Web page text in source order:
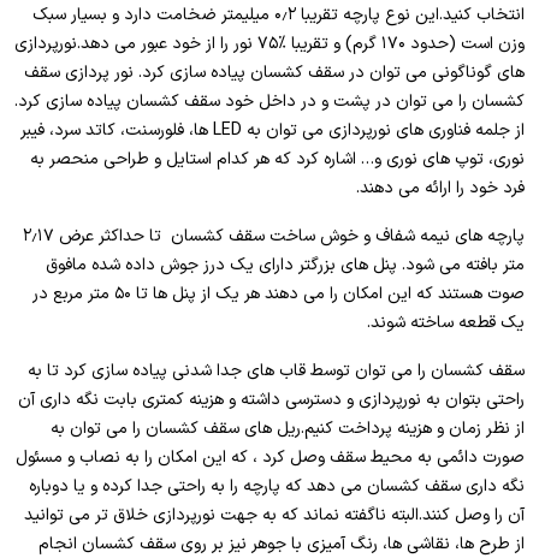
انتخاب کنید.این نوع پارچه تقریبا ۰٫۲ میلیمتر ضخامت دارد و بسیار سبک
وزن است (حدود ۱۷۰ گرم) و تقریبا %۷۵ نور را از خود عبور می دهد.نورپردازی
های گوناگونی می توان در سقف کشسان پیاده سازی کرد. نور پردازی سقف
کشسان را می توان در پشت و در داخل خود سقف کشسان پیاده سازی کرد.
از جلمه فناوری های نورپردازی می توان به LED ها، فلورسنت، کاتد سرد، فیبر
نوری، توپ های نوری و… اشاره کرد که هر کدام استایل و طراحی منحصر به
فرد خود را ارائه می دهند.
پارچه های نیمه شفاف و خوش ساخت سقف کشسان تا حداکثر عرض ۲٫۱۷
متر بافته می شود. پنل های بزرگتر دارای یک درز جوش داده شده مافوق
صوت هستند که این امکان را می دهند هر یک از پنل ها تا ۵۰ متر مربع در
یک قطعه ساخته شوند.
سقف کشسان را می توان توسط قاب های جدا شدنی پیاده سازی کرد تا به
راحتی بتوان به نورپردازی و دسترسی داشته و هزینه کمتری بابت نگه داری آن
از نظر زمان و هزینه پرداخت کنیم.ریل های سقف کشسان را می توان به
صورت دائمی به محیط سقف وصل کرد ، که این امکان را به نصاب و مسئول
نگه داری سقف کشسان می دهد که پارچه را به راحتی جدا کرده و یا دوباره
آن را وصل کنند.البته ناگفته نماند که به جهت نورپردازی خلاق تر می توانید
از طرح ها، نقاشی ها، رنگ آمیزی با جوهر نیز بر روی سقف کشسان انجام